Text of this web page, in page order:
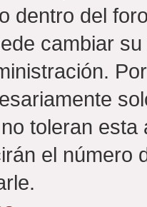
dentro del
cambiar
toleran esta
el número